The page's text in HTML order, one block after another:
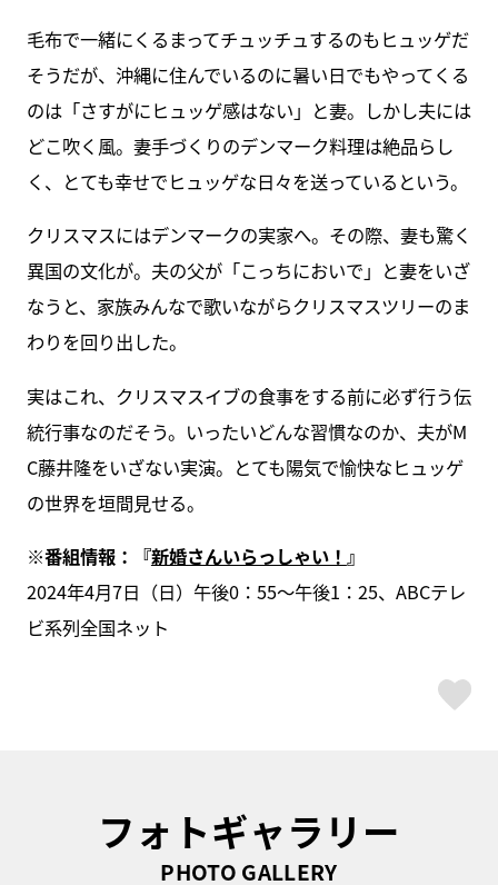
毛布で一緒にくるまってチュッチュするのもヒュッゲだ
そうだが、沖縄に住んでいるのに暑い日でもやってくる
のは「さすがにヒュッゲ感はない」と妻。しかし夫には
どこ吹く風。妻手づくりのデンマーク料理は絶品らし
く、とても幸せでヒュッゲな日々を送っているという。
クリスマスにはデンマークの実家へ。その際、妻も驚く
異国の文化が。夫の父が「こっちにおいで」と妻をいざ
なうと、家族みんなで歌いながらクリスマスツリーのま
わりを回り出した。
実はこれ、クリスマスイブの食事をする前に必ず行う伝
統行事なのだそう。いったいどんな習慣なのか、夫がM
C藤井隆をいざない実演。とても陽気で愉快なヒュッゲ
の世界を垣間見せる。
※番組情報：『新婚さんいらっしゃい！ 』
2024年4月7日（日）午後0：55～午後1：25、ABCテレ
ビ系列全国ネット
フォトギャラリー
PHOTO GALLERY